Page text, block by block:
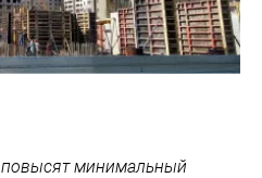
минимальный